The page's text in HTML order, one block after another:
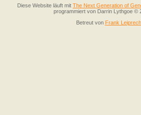
Diese Website läuft mit The Next Generation of
programmiert von Darrin Lythgoe ©
Betreut von Frank